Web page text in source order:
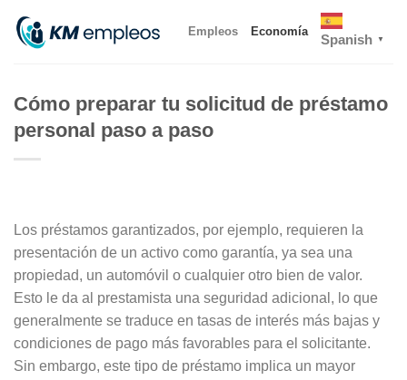
Empleos Economía
Spanish ▼
Cómo preparar tu solicitud de préstamo
personal paso a paso
Los préstamos garantizados, por ejemplo, requieren la
presentación de un activo como garantía, ya sea una
propiedad, un automóvil o cualquier otro bien de valor.
Esto le da al prestamista una seguridad adicional, lo que
generalmente se traduce en tasas de interés más bajas y
condiciones de pago más favorables para el solicitante.
Sin embargo, este tipo de préstamo implica un mayor